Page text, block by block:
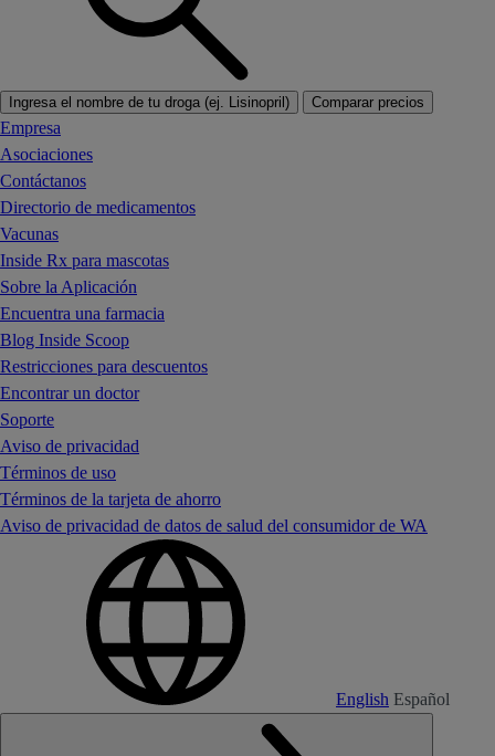
Ingresa el nombre de tu droga (ej. Lisinopril) Comparar precios
Empresa
Asociaciones
Contáctanos
Directorio de medicamentos
Vacunas
Inside Rx para mascotas
Sobre la Aplicación
Encuentra una farmacia
Blog Inside Scoop
Restricciones para descuentos
Encontrar un doctor
Soporte
Aviso de privacidad
Términos de uso
Términos de la tarjeta de ahorro
Aviso de privacidad de datos de salud del consumidor de WA
English Español